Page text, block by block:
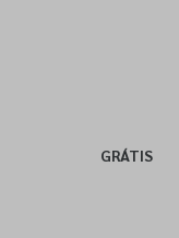
GRÁTIS